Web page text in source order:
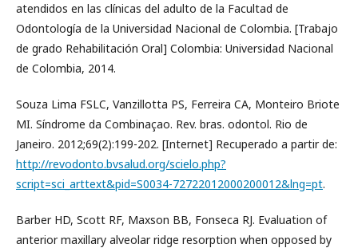
atendidos en las clínicas del adulto de la Facultad de
Odontología de la Universidad Nacional de Colombia. [Trabajo
de grado Rehabilitación Oral] Colombia: Universidad Nacional
de Colombia, 2014.
Souza Lima FSLC, Vanzillotta PS, Ferreira CA, Monteiro Briote
MI. Síndrome da Combinaçao. Rev. bras. odontol. Rio de
Janeiro. 2012;69(2):199-202. [Internet] Recuperado a partir de:
http://revodonto.bvsalud.org/scielo.php?
script=sci_arttext&pid=S0034-72722012000200012&lng=pt.
Barber HD, Scott RF, Maxson BB, Fonseca RJ. Evaluation of
anterior maxillary alveolar ridge resorption when opposed by